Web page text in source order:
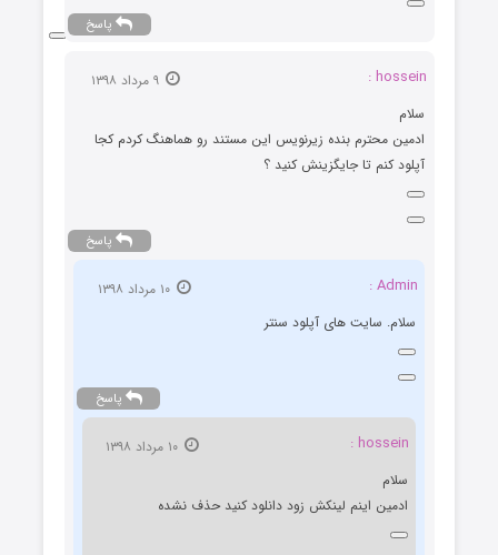
پاسخ
hossein :
۹ مرداد ۱۳۹۸
سلام
ادمین محترم بنده زیرنویس این مستند رو هماهنگ کردم کجا
آپلود کنم تا جایگزینش کنید ؟
پاسخ
Admin :
۱۰ مرداد ۱۳۹۸
سلام. سایت های آپلود سنتر
پاسخ
hossein :
سلام
ادمین اینم لینکش زود دانلود کنید حذف نشده